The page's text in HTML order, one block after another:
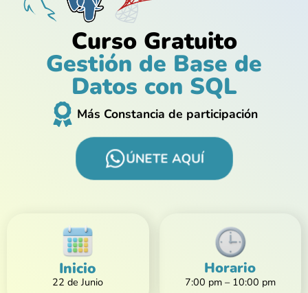
Curso Gratuito
Gestión de Base de
Datos con SQL
Más Constancia de participación
ÚNETE AQUÍ
Inicio
22 de Junio
Horario
7:00 pm – 10:00 pm